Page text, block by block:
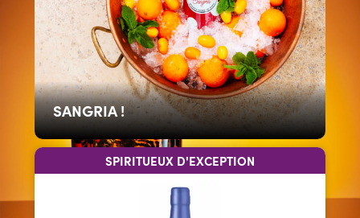
SANGRIA !
SPIRITUEUX D'EXCEPTION